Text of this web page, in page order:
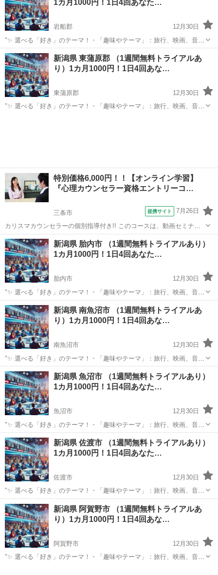
ト！12:0... 1カ月1000円！1日4回あなた…
岩船郡
12月30日
"✨ 選べる「好き」のテーマ！・「趣味やテーマ」：旅行、映画、音
楽、ペットなど、好きなものをもっと楽しめる情報をお届けします。
⏰ 1日4回のタイムリーな配信 7:00: 目覚めの1通で1日を元気にスター
ト！12:0...
新潟 岩船郡 その他 BTS
新潟県 東蒲原郡 （1週間無料トライアルあ
り）1カ月1000円！1日4回あな…
東蒲原郡
12月30日
"✨ 選べる「好き」のテーマ！・「趣味やテーマ」：旅行、映画、音
特別価格6,000円！！【オンライン学習】
『心理カウンセラー資格エントリーコ…
三条市 提携サイト 7月26日
カリスマカウンセラーの個別指導付き!! このコースは、動画セミナー
受講後、プロカウンセラーの個人セッションが受けられるお得なコー
スです。 ～コース受講の流れ～ ①第１部～第4部の動画セミナーを受
講 ↓ ②課題提出 ...
新潟 三条市 心理学
新潟県 胎内市 （1週間無料トライアルあり）
1カ月1000円！1日4回あなた…
胎内市
12月30日
"✨ 選べる「好き」のテーマ！・「趣味やテーマ」：旅行、映画、音
楽、ペットなど、好きなものをもっと楽しめる情報をお届けします。
⏰ 1日4回のタイムリーな配信 7:00: 目覚めの1通で1日を元気にスター
ト！12:0...
新潟 胎内市 その他
新潟県 南魚沼市 （1週間無料トライアルあ
り）1カ月1000円！1日4回あな…
南魚沼市
12月30日
"✨ 選べる「好き」のテーマ！・「趣味やテーマ」：旅行、映画、音
楽、ペットなど、好きなものをもっと楽しめる情報をお届けします。
⏰ 1日4回のタイムリーな配信 7:00: 目覚めの1通で1日を元気にスター
ト！12:0...
新潟 南魚沼市 その他
新潟県 魚沼市 （1週間無料トライアルあり）
1カ月1000円！1日4回あなた…
魚沼市
12月30日
"✨ 選べる「好き」のテーマ！・「趣味やテーマ」：旅行、映画、音
楽、ペットなど、好きなものをもっと楽しめる情報をお届けします。
⏰ 1日4回のタイムリーな配信 7:00: 目覚めの1通で1日を元気にスター
ト！12:0...
新潟 魚沼市 その他
新潟県 佐渡市 （1週間無料トライアルあり）
1カ月1000円！1日4回あなた…
佐渡市
12月30日
"✨ 選べる「好き」のテーマ！・「趣味やテーマ」：旅行、映画、音
楽、ペットなど、好きなものをもっと楽しめる情報をお届けします。
⏰ 1日4回のタイムリーな配信 7:00: 目覚めの1通で1日を元気にスター
ト！12:0...
新潟 佐渡市 その他 BTS
新潟県 阿賀野市 （1週間無料トライアルあ
り）1カ月1000円！1日4回あな…
阿賀野市
12月30日
"✨ 選べる「好き」のテーマ！・「趣味やテーマ」：旅行、映画、音